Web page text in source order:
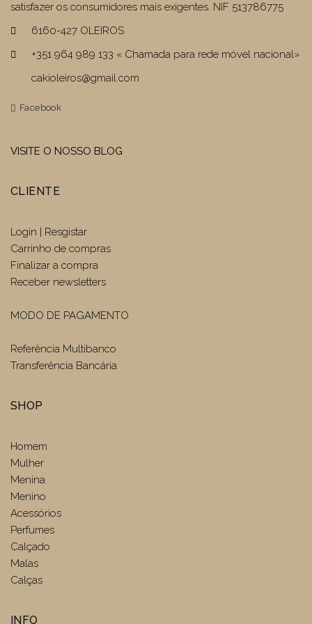
satisfazer os consumidores mais exigentes. NIF 513786775
6160-427 OLEIROS
+351 964 989 133 « Chamada para rede móvel nacional»
cakioleiros@gmail.com
Facebook
VISITE O NOSSO BLOG
CLIENTE
Login | Resgistar
Carrinho de compras
Finalizar a compra
Receber newsletters
MODO DE PAGAMENTO
Referência Multibanco
Transferência Bancária
SHOP
Homem
Mulher
Menina
Menino
Acessórios
Perfumes
Calçado
Malas
Calças
INFO